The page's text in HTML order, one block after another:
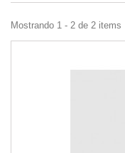
Mostrando 1 - 2 de 2 items